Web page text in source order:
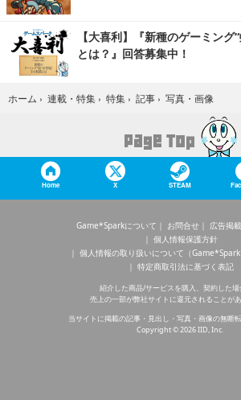
【大喜利】『新種のゲーミング
とは？』回答募集中！
ホーム › 連載・特集 › 特集 › 記事 › 写真・画像
Home X STEAM
Game*Sparkについて お問合せ 広告掲載
個人情報保護方針
個人情報の取り扱いについて（Game*Spark
特定商取引法に基づく表記
紹介した商品/サービスを購入、契約した場
売上の一部が弊社サイトに還元されることがあ
当サイトに掲載の記事・見出し・写真・画像の無断転
Copyright © 2026 IID, Inc.